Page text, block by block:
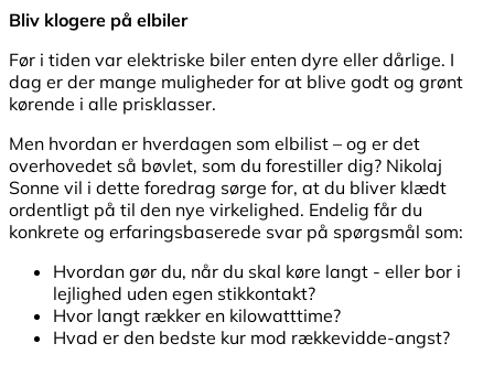
Bliv klogere på elbiler
Før i tiden var elektriske biler enten dyre eller dårlige. I
dag er der mange muligheder for at blive godt og grønt
kørende i alle prisklasser.
Men hvordan er hverdagen som elbilist – og er det
overhovedet så bøvlet, som du forestiller dig? Nikolaj
Sonne vil i dette foredrag sørge for, at du bliver klædt
ordentligt på til den nye virkelighed. Endelig får du
konkrete og erfaringsbaserede svar på spørgsmål som:
Hvordan gør du, når du skal køre langt - eller bor i
lejlighed uden egen stikkontakt?
Hvor langt rækker en kilowatttime?
Hvad er den bedste kur mod rækkevidde-angst?